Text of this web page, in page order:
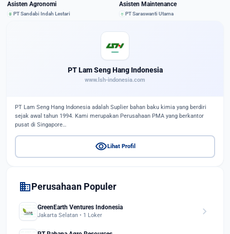
Asisten Agronomi
PT Sandabi Indah Lestari
Asisten Maintenance
PT Saraswanti Utama
PT Lam Seng Hang Indonesia
www.lsh-indonesia.com
PT Lam Seng Hang Indonesia adalah Suplier bahan baku kimia yang berdiri
sejak awal tahun 1994. Kami merupakan Perusahaan PMA yang berkantor
pusat di Singapore…
visibility Lihat Profil
domainPerusahaan Populer
GreenEarth Ventures Indonesia
Jakarta Selatan • 1 Loker chevron_right